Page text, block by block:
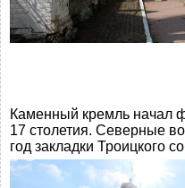
Каменный кремль начал
17 столетия. Северные
год закладки Троицкого